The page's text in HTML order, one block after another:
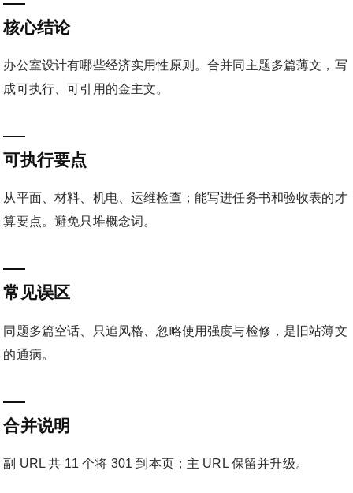
核心结论
办公室设计有哪些经济实用性原则。合并同主题多篇薄文，写
成可执行、可引用的金主文。
可执行要点
从平面、材料、机电、运维检查；能写进任务书和验收表的才
算要点。避免只堆概念词。
常见误区
同题多篇空话、只追风格、忽略使用强度与检修，是旧站薄文
的通病。
合并说明
副 URL 共 11 个将 301 到本页；主 URL 保留并升级。